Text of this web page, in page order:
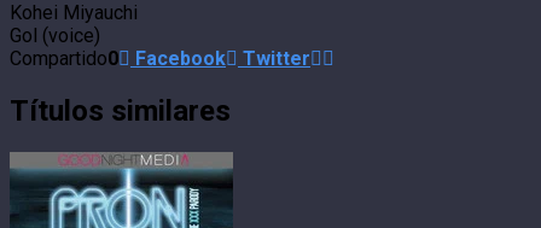
Kohei Miyauchi
Gol (voice)
Compartido0 Facebook Twitter
Títulos similares